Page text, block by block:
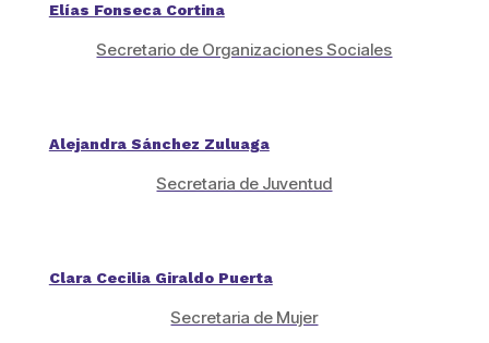
Elías Fonseca Cortina
Secretario de Organizaciones Sociales
Alejandra Sánchez Zuluaga
Secretaria de Juventud
Clara Cecilia Giraldo Puerta
Secretaria de Mujer